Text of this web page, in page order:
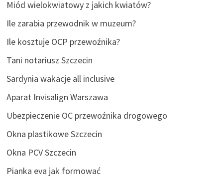
Miód wielokwiatowy z jakich kwiatów?
Ile zarabia przewodnik w muzeum?
Ile kosztuje OCP przewoźnika?
Tani notariusz Szczecin
Sardynia wakacje all inclusive
Aparat Invisalign Warszawa
Ubezpieczenie OC przewoźnika drogowego
Okna plastikowe Szczecin
Okna PCV Szczecin
Pianka eva jak formować